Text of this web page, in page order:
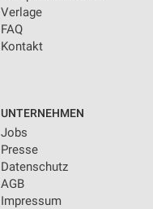
Verlage
FAQ
Kontakt
UNTERNEHMEN
Jobs
Presse
Datenschutz
AGB
Impressum